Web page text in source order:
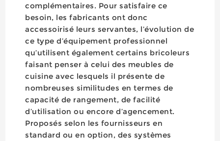
complémentaires. Pour satisfaire ce
besoin, les fabricants ont donc
accessoirisé leurs servantes, l’évolution de
ce type d’équipement professionnel
qu’utilisent également certains bricoleurs
faisant penser à celui des meubles de
cuisine avec lesquels il présente de
nombreuses similitudes en termes de
capacité de rangement, de facilité
d’utilisation ou encore d’agencement.
Proposés selon les fournisseurs en
standard ou en option, des systèmes